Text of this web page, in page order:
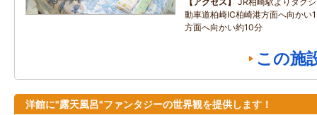
動車道柏崎IC柏崎港方面へ向かい
方面へ向かい約10分
この施
洋館に"露天風呂"ファンタジーの世界観を提供します！